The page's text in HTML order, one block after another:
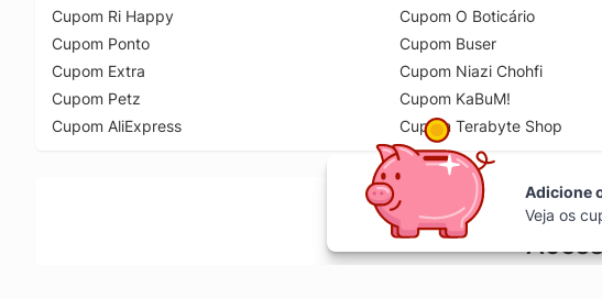
Cupom Ri Happy
Cupom Ponto
Cupom Extra
Cupom Petz
Cupom AliExpress
Cupom O Boticário
Cupom Buser
Cupom Niazi Chohfi
Cupom KaBuM!
Cupom Terabyte Shop
Adicione
Veja os